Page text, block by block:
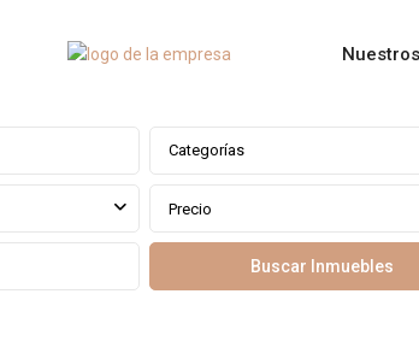
Categorías
Precio